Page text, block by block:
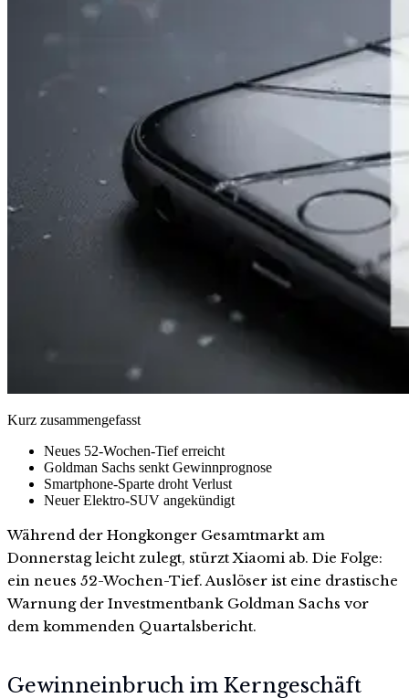
Kurz zusammengefasst
Neues 52-Wochen-Tief erreicht
Goldman Sachs senkt Gewinnprognose
Smartphone-Sparte droht Verlust
Neuer Elektro-SUV angekündigt
Während der Hongkonger Gesamtmarkt am
Donnerstag leicht zulegt, stürzt Xiaomi ab. Die Folge:
ein neues 52-Wochen-Tief. Auslöser ist eine drastische
Warnung der Investmentbank Goldman Sachs vor
dem kommenden Quartalsbericht.
Gewinneinbruch im Kerngeschäft